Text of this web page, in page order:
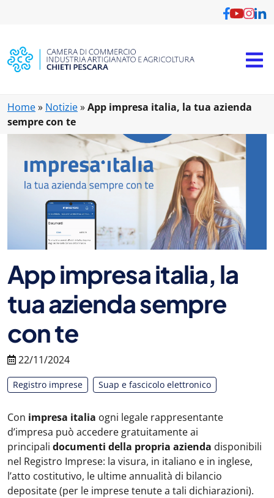
Home» Notizie»App impresa italia, la tua azienda
sempre con te
App impresa italia, la
tua azienda sempre
con te
22/11/2024
Registro imprese Suap e fascicolo elettronico
Con impresa italia ogni legale rappresentante
d’impresa può accedere gratuitamente ai
principali documenti della propria azienda disponibili
nel Registro Imprese: la visura, in italiano e in inglese,
l’atto costitutivo, le ultime annualità di bilancio
depositate (per le imprese tenute a tali dichiarazioni).